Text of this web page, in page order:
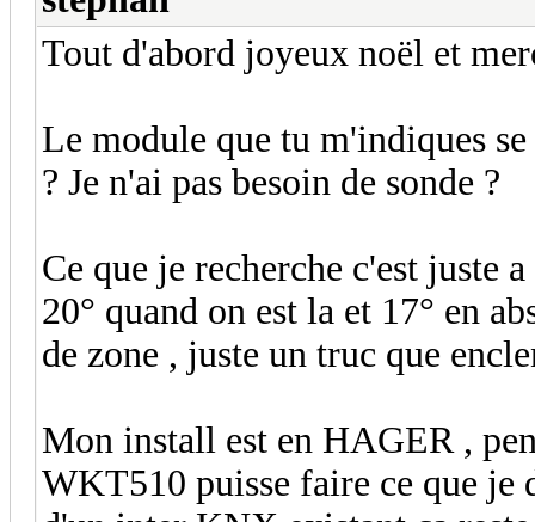
Tout d'abord joyeux noël et
Le module que tu m'indiques
? Je n'ai pas besoin de sonde ?
Ce que je recherche c'est juste
20° quand on est la et 17° en
de zone , juste un truc que
Mon install est en HAGER ,
WKT510 puisse faire ce que je